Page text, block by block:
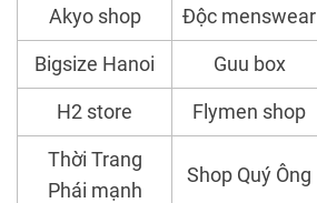
Akyo shop Độc menswear
Bigsize Hanoi Guu box
H2 store Flymen shop
Thời Trang
Phái mạnh
Shop Quý Ông